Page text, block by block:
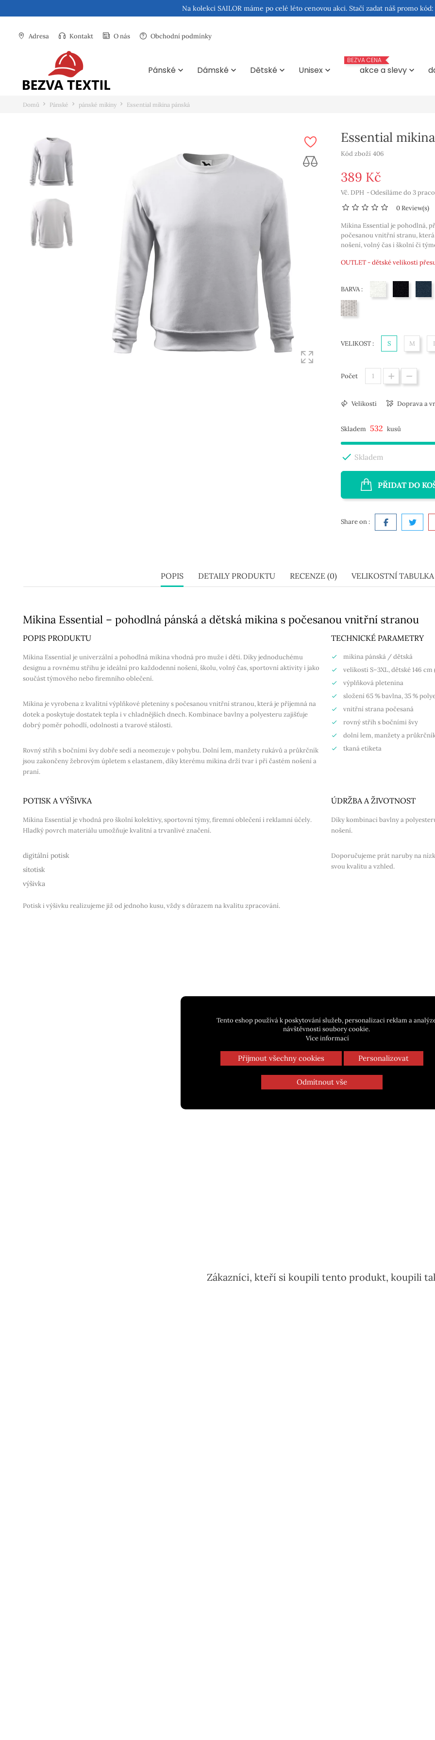
Na kolekci SAILOR máme po celé léto cenovou akci. Stačí zadat náš promo kód:
Tento eshop používá k poskytování služeb, personalizaci reklam a
návštěvnosti soubory cookie.
Více informací
Přijmout všechny cookies Personalizovat
Odmítnout vše
Adresa Kontakt O nás Obchodní podmínky
Pánské  Dámské  Dětské  Unisex 
BEZVA CENA
akce a slevy 
Domů Pánské pánské mikiny Essential mikina pánská
Essential
Kód zboží 406
389 Kč
Vč. DPH
Odesíláme do 3
0 Review(s)
Mikina Essential je pohodlná,
počesanou vnitřní stranu,
nošení, volný čas i školní či
OUTLET - dětské velikosti
BARVA : černá
světle šedý melír
VELIKOST : S M
Počet
Velikosti Doprava a
Skladem 532 kusů
 Skladem
PŘIDAT DO
Share on :
POPIS DETAILY PRODUKTU RECENZE (0) VELIKOSTNÍ
Mikina Essential – pohodlná pánská a dětská mikina s počesanou vnitřní stranou
POPIS PRODUKTU
Mikina Essential je univerzální a pohodlná mikina vhodná pro muže i děti. Díky jednoduchému
designu a rovnému střihu je ideální pro každodenní nošení, školu, volný čas, sportovní aktivity i jako
součást týmového nebo firemního oblečení.
Mikina je vyrobena z kvalitní výplňkové pleteniny s počesanou vnitřní stranou, která je příjemná na
dotek a poskytuje dostatek tepla i v chladnějších dnech. Kombinace bavlny a polyesteru zajišťuje
dobrý poměr pohodlí, odolnosti a tvarové stálosti.
Rovný střih s bočními švy dobře sedí a neomezuje v pohybu. Dolní lem, manžety rukávů a průkrčník
jsou zakončeny žebrovým úpletem s elastanem, díky kterému mikina drží tvar i při častém nošení a
praní.
TECHNICKÉ PARAMETRY
mikina pánská / dětská
velikosti S–3XL, dětské146 cm
výplňková pletenina
složení 65 % bavlna, 35 %
vnitřní strana počesaná
rovný střihs bočními švy
dolní lem, manžety a
tkaná etiketa
POTISK A VÝŠIVKA
Mikina Essential je vhodná pro školní kolektivy, sportovní týmy, firemní oblečení i reklamní účely.
Hladký povrch materiálu umožňuje kvalitní a trvanlivé značení.
digitální potisk
sítotisk
výšivka
Potisk i výšivku realizujeme již od jednoho kusu, vždy s důrazem na kvalitu zpracování.
ÚDRŽBA A ŽIVOTNOST
Díky kombinaci bavlny a
nošení.
Doporučujeme prát naruby na
svou kvalitu a vzhled.
Zákazníci, kteří si koupili tento produkt, koupili